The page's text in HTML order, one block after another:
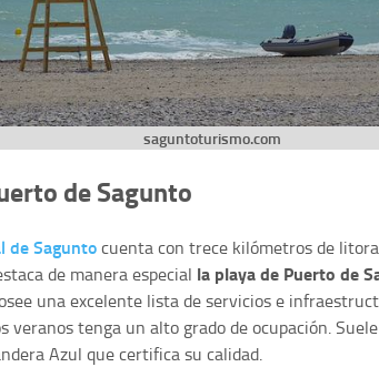
saguntoturismo.com
de Sagunto
de Saguntocuenta con trece kilómetros de
de manera especial la playa de Puerto de
una excelente lista de servicios e
veranos tenga un alto grado de ocupación.
Azul que certifica su calidad.